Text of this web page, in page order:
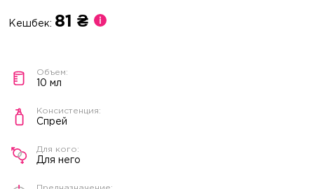
Кешбек: 81 ₴
10 мл
Спрей
Для него